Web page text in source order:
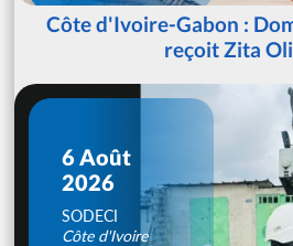
Côte d'Ivoire-Gabon :
reçoit Zita
6 Août
2026
SODECI
Côte d'Ivoire